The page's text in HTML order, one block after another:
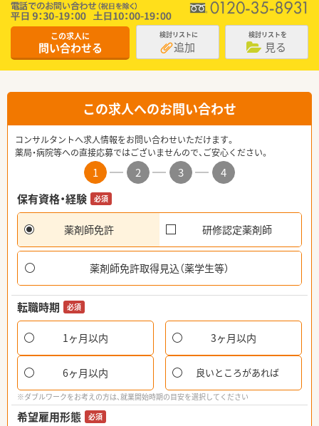
この求人に
問い合わせる
検討リストに
追加
検討リストを
見る
この求人へのお問い合わせ
コンサルタントへ求人情報をお問い合わせいただけます。
薬局・病院等への直接応募ではございませんので、ご安心ください。
1 2 3
4
保有資格・経験
必須
薬剤師免許 研修認定薬剤師
薬剤師免許取得見込（薬学生等）
転職時期 必須
1ヶ月以内 3ヶ月以内
6ヶ月以内 良いところがあれば
※ダブルワークをお考えの方は、就業開始時期の目安を選択してください
希望雇用形態 必須